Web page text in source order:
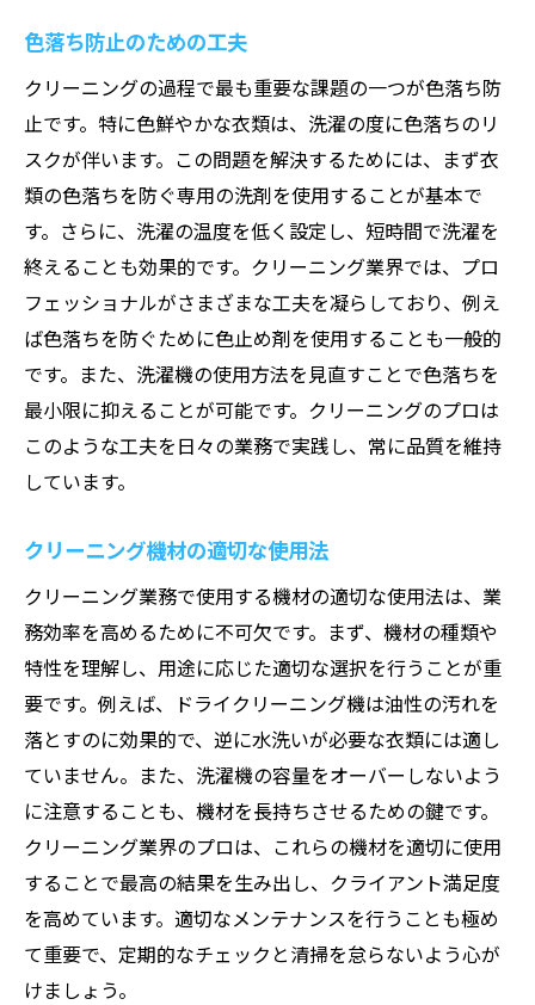
色落ち防止のための工夫
クリーニングの過程で最も重要な課題の一つが色落ち防
止です。特に色鮮やかな衣類は、洗濯の度に色落ちのリ
スクが伴います。この問題を解決するためには、まず衣
類の色落ちを防ぐ専用の洗剤を使用することが基本で
す。さらに、洗濯の温度を低く設定し、短時間で洗濯を
終えることも効果的です。クリーニング業界では、プロ
フェッショナルがさまざまな工夫を凝らしており、例え
ば色落ちを防ぐために色止め剤を使用することも一般的
です。また、洗濯機の使用方法を見直すことで色落ちを
最小限に抑えることが可能です。クリーニングのプロは
このような工夫を日々の業務で実践し、常に品質を維持
しています。
クリーニング機材の適切な使用法
クリーニング業務で使用する機材の適切な使用法は、業
務効率を高めるために不可欠です。まず、機材の種類や
特性を理解し、用途に応じた適切な選択を行うことが重
要です。例えば、ドライクリーニング機は油性の汚れを
落とすのに効果的で、逆に水洗いが必要な衣類には適し
ていません。また、洗濯機の容量をオーバーしないよう
に注意することも、機材を長持ちさせるための鍵です。
クリーニング業界のプロは、これらの機材を適切に使用
することで最高の結果を生み出し、クライアント満足度
を高めています。適切なメンテナンスを行うことも極め
て重要で、定期的なチェックと清掃を怠らないよう心が
けましょう。